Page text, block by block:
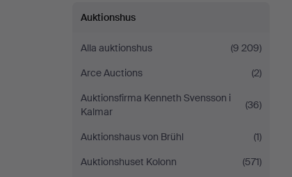
Auktionshus
Alla auktionshus
(9 209)
Arce Auctions
(2)
Auktionsfirma Kenneth Svensson i
Kalmar
(36)
Auktionshaus von Brühl
(1)
Auktionshuset Kolonn
(571)